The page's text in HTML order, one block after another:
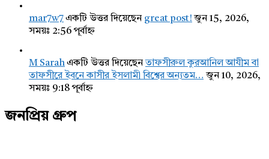
mar7w7একটি উত্তর দিয়েছেন great post! জুন 15, 2026,
সময়ঃ 2:56 পূর্বাহ্ন
M Sarahএকটি উত্তর দিয়েছেনতাফসীরুল কুরআনিল আযীম বা
তাফসীরে ইবনে কাসীর ইসলামী বিশ্বের অন্যতম… জুন 10, 2026,
সময়ঃ 9:18 পূর্বাহ্ন
জনপ্রিয় গ্রুপ